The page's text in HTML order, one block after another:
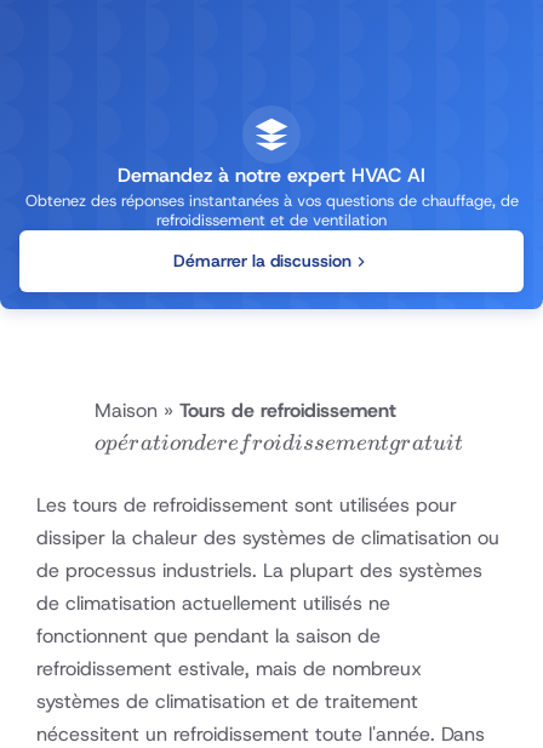
Demandez à notre expert HVAC AI
Obtenez des réponses instantanées à vos questions de chauffage, de
refroidissement et de ventilation
Démarrer la discussion
Maison » Tours de refroidissement
ope
ˊrationdere froidissementgratuit
Les tours de refroidissement sont utilisées pour
dissiper la chaleur des systèmes de climatisation ou
de processus industriels. La plupart des systèmes
de climatisation actuellement utilisés ne
fonctionnent que pendant la saison de
refroidissement estivale, mais de nombreux
systèmes de climatisation et de traitement
nécessitent un refroidissement toute l'année. Dans